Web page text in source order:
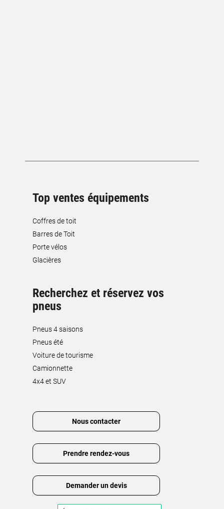
Top ventes équipements
Coffres de toit
Barres de Toit
Porte vélos
Glacières
Recherchez et réservez vos
pneus
Pneus 4 saisons
Pneus été
Voiture de tourisme
Camionnette
4x4 et SUV
Nous contacter
Prendre rendez-vous
Demander un devis